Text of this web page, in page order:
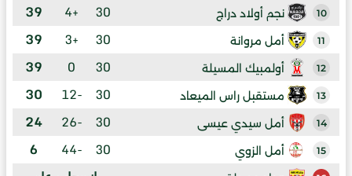
10 نجم أولاد دراج 30
+4
39
11 أمل مروانة 30
+3
39
12 أولمبيك المسيلة 30
0
39
13 مستقبل راس الميعاد 30
-12
30
14 أمل سيدي عيسى 30
-26
24
15 أمل الزوي 30
-44
6